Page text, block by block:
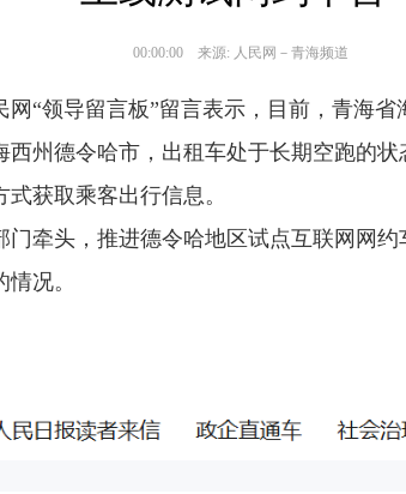
00:00:00 来源: 人民网－青海频道
网“领导留言板”留言表示，目前，青海
西州德令哈市，出租车处于长期空跑的
获取乘客出行信息。
门牵头，推进德令哈地区试点互联网网
况。